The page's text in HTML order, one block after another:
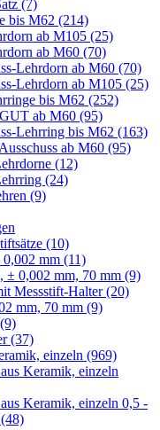
(7)
bis M62 (214)
ab M105 (25)
ab M60 (70)
Lehrdorn ab M60 (70)
Lehrdorn ab M105 (25)
bis M62 (252)
ab M60 (95)
Lehrring bis M62 (163)
ab M60 (95)
(12)
(24)
(9)
(10)
0,002 mm (11)
± 0,002 mm, 70 mm (9)
Messstift-Halter (20)
mm, 70 mm (9)
(37)
einzeln (969)
Keramik, einzeln
Keramik, einzeln 0,5 -